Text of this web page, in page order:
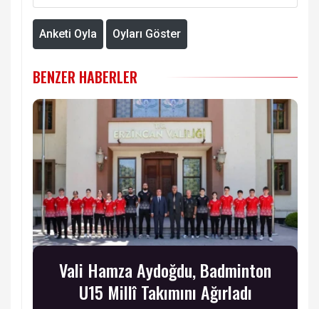
Anketi Oyla Oyları Göster
BENZER HABERLER
Vali Hamza Aydoğdu, Badminton
U15 Millî Takımını Ağırladı